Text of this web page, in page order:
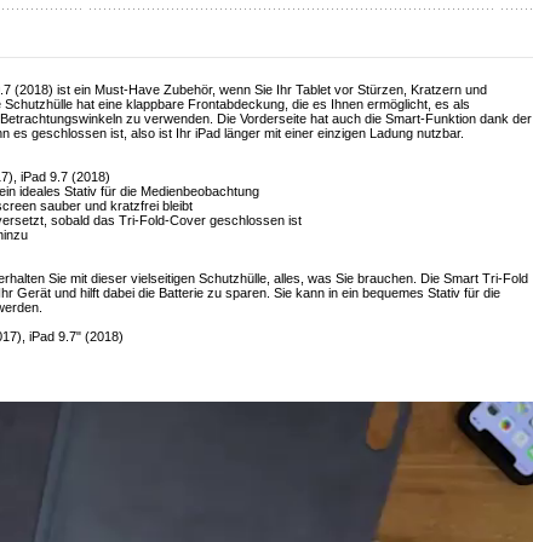
(2018) ist ein Must-Have Zubehör, wenn Sie Ihr Tablet vor Stürzen, Kratzern und
hat eine klappbare Frontabdeckung, die es Ihnen ermöglicht, es als
zu verwenden. Die Vorderseite hat auch die Smart-Funktion dank der
es geschlossen ist, also ist Ihr iPad länger mit einer einzigen Ladung nutzbar.
iPad 9.7 (2018)
ideales Stativ für die Medienbeobachtung
sauber und kratzfrei bleibt
sobald das Tri-Fold-Cover geschlossen ist
Sie mit dieser vielseitigen Schutzhülle, alles, was Sie brauchen. Die Smart Tri-Fold
Gerät und hilft dabei die Batterie zu sparen. Sie kann in ein bequemes Stativ für die
iPad 9.7" (2018)